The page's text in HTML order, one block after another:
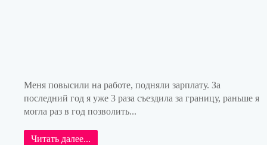
Меня повысили на работе, подняли зарплату. За
последний год я уже 3 раза съездила за границу, раньше я
могла раз в год позволить...
Читать далее...